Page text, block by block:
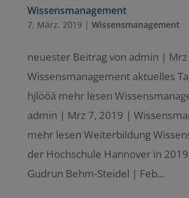
Wissensmanagement
7. März. 2019 | Wissensmanagement
neuester Beitrag von admin |
Wissensmanagement aktuelles
hjlööä mehr lesen
admin | Mrz 7, 2019 |
mehr lesen Weiterbildung
der Hochschule Hannover in
Gudrun Behm-Steidel | Feb...